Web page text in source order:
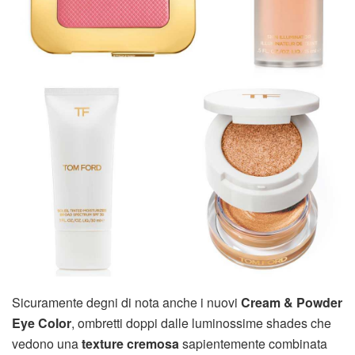
Sicuramente degni di nota anche i nuovi Cream & Powder
Eye Color, ombretti doppi dalle luminossime shades che
vedono unatexture cremosasapientemente combinata